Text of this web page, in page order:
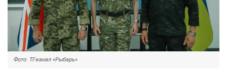
Фото: ТГ-канал «Рыбарь»